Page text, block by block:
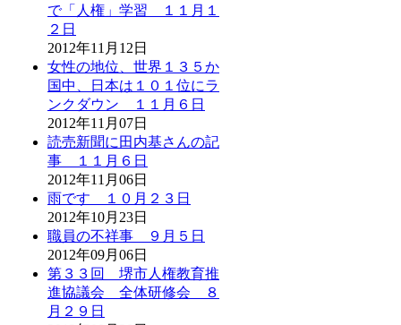
で「人権」学習 １１月１
２日
2012年11月12日
女性の地位、世界１３５か
国中、日本は１０１位にラ
ンクダウン １１月６日
2012年11月07日
読売新聞に田内基さんの記
事 １１月６日
2012年11月06日
雨です １０月２３日
2012年10月23日
職員の不祥事 ９月５日
2012年09月06日
第３３回 堺市人権教育推
進協議会 全体研修会 ８
月２９日